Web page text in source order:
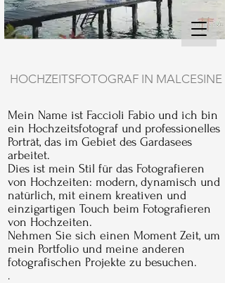
HOCHZEITSFOTOGRAF IN MALCESINE
Mein Name ist Faccioli Fabio und ich bin
ein Hochzeitsfotograf und professionelles
Porträt, das im Gebiet des Gardasees
arbeitet.
Dies ist mein Stil für das Fotografieren
von Hochzeiten: modern, dynamisch und
natürlich, mit einem kreativen und
einzigartigen Touch beim Fotografieren
von Hochzeiten.
Nehmen Sie sich einen Moment Zeit, um
mein Portfolio und meine anderen
fotografischen Projekte zu besuchen.
.